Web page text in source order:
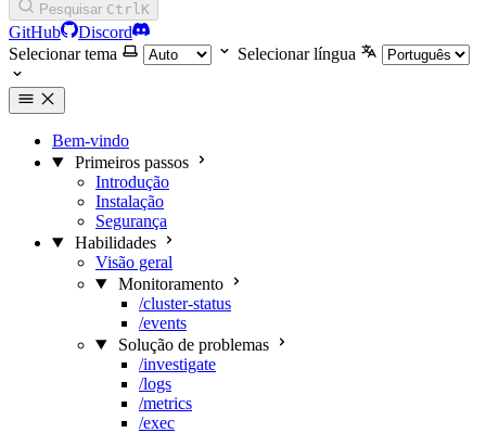
Pesquisar CtrlK
GitHub
Discord
Selecionar tema
Selecionar língua
Bem-vindo
Primeiros passos
Introdução
Instalação
Segurança
Habilidades
Visão geral
Monitoramento
/cluster-status
/events
Solução de problemas
/investigate
/logs
/metrics
/exec